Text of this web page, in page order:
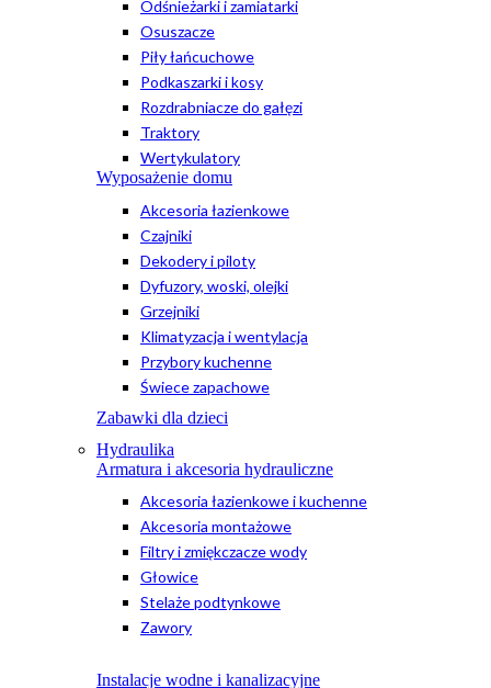
Odśnieżarki i zamiatarki
Osuszacze
Piły łańcuchowe
Podkaszarki i kosy
Rozdrabniacze do gałęzi
Traktory
Wertykulatory
Wyposażenie domu
Akcesoria łazienkowe
Czajniki
Dekodery i piloty
Dyfuzory, woski, olejki
Grzejniki
Klimatyzacja i wentylacja
Przybory kuchenne
Świece zapachowe
Zabawki dla dzieci
Hydraulika
Armatura i akcesoria hydrauliczne
Akcesoria łazienkowe i kuchenne
Akcesoria montażowe
Filtry i zmiękczacze wody
Głowice
Stelaże podtynkowe
Zawory
Instalacje wodne i kanalizacyjne